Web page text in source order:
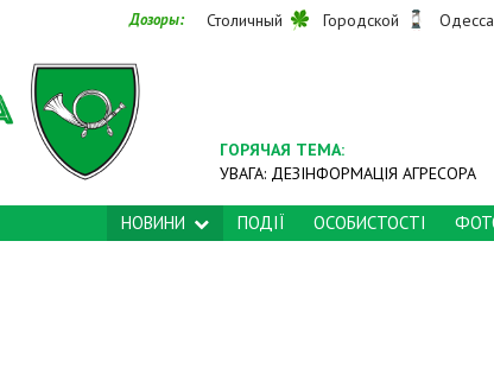
Дозоры: Столичный Городской Одесса
ГОРЯЧАЯ ТЕМА:
УВАГА: ДЕЗІНФОРМАЦІЯ АГРЕСОРА
НОВИНИ ПОДІЇ ОСОБИСТОСТІ